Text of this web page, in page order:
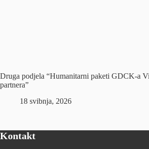
Druga podjela “Humanitarni paketi GDCK-a
partnera”
18 svibnja, 2026
Kontakt